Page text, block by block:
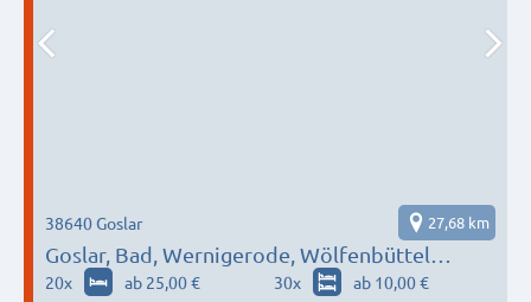
Goslar, Bad, Wernigerode, Wölfenbüttel…
38640 Goslar 27,68 km
20x ab 25,00 € 30x
ab 10,00 €